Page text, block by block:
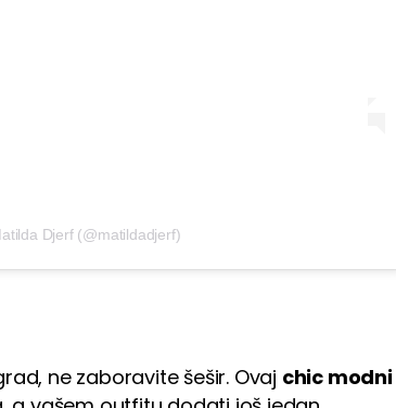
Djerf (@matildadjerf)
ne zaboravite šešir. Ovaj chic modni